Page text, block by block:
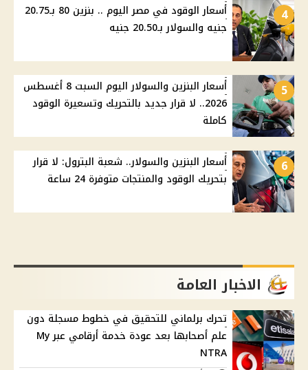
4
أسعار الوقود في مصر اليوم .. بنزين 80 بـ20.75
جنيه والسولار بـ20.50 جنيه
5
أسعار البنزين والسولار اليوم السبت 8 أغسطس
2026.. لا قرار جديد بالتحريك وتسعيرة الوقود
كاملة
6
أسعار البنزين والسولار.. شعبة البترول: لا قرار
بتحريك الوقود والمنتجات متوفرة 24 ساعة
الاخبار العامة
تحرك برلماني للتحقيق في خطوط مسجلة دون
علم أصحابها بعد عودة خدمة أرقامي عبر My
NTRA